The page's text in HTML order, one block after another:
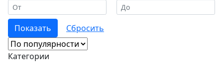
Категории